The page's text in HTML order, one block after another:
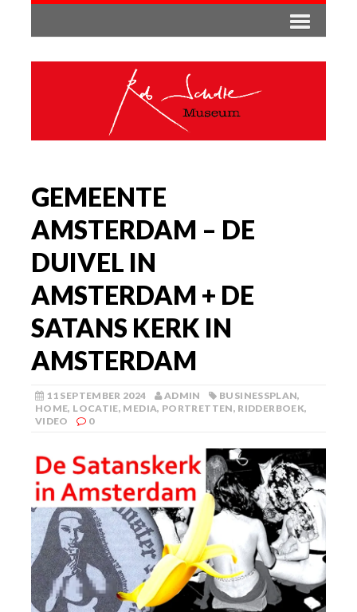
GEMEENTE
AMSTERDAM – DE
DUIVEL IN
AMSTERDAM + DE
SATANS KERK IN
AMSTERDAM
11 SEPTEMBER 2024 ADMIN BUSINESSPLAN,
HOME, LOCATIE, MEDIA, PORTRETTEN, RIDDERBOEK,
VIDEO
0